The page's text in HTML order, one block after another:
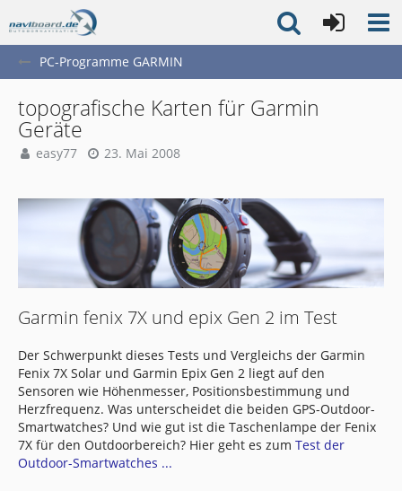
PC-Programme GARMIN
topografische Karten für Garmin
Geräte
easy77 23. Mai 2008
Garmin fenix 7X und epix Gen 2 im Test
Der Schwerpunkt dieses Tests und Vergleichs der Garmin
Fenix 7X Solar und Garmin Epix Gen 2 liegt auf den
Sensoren wie Höhenmesser, Positionsbestimmung und
Herzfrequenz. Was unterscheidet die beiden GPS-Outdoor-
Smartwatches? Und wie gut ist die Taschenlampe der Fenix
7X für den Outdoorbereich? Hier geht es zum Test der
Outdoor-Smartwatches ...